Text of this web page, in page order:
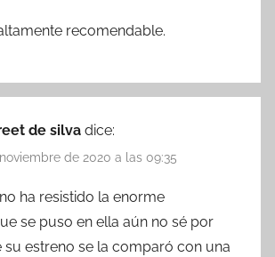
recomendable.
de silva dice:
de 2020 a las 09:35
ha resistido la enorme
se puso en ella aún no sé por
su estreno se la comparó con una